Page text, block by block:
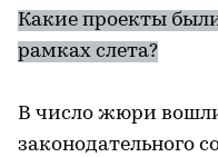
Какие проекты
рамках слета?
В число жюри
законодательного